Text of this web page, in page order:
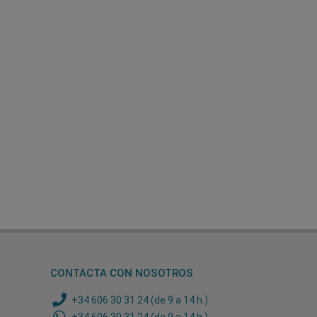
CONTACTA CON NOSOTROS
+34 606 30 31 24 (de 9 a 14 h.)